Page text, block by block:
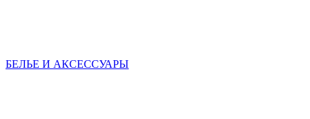
БЕЛЬЕ И АКСЕССУАРЫ